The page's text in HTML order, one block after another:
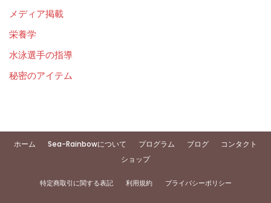
メディア掲載
栄養学
水泳選手の指導
秘密のアイテム
ホーム Sea-Rainbowについて プログラム ブログ
コンタクト
ショップ
特定商取引に関する表記 利用規約 プライバシーポリシー